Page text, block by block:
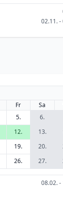
02.11. -
Fr Sa
5. 6.
12. 13.
19. 20.
26. 27.
08.02. -